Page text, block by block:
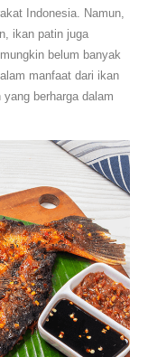
Indonesia. Namun,
ikan patin juga
belum banyak
manfaat dari ikan
berharga dalam